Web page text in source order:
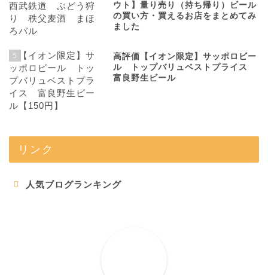
ウト】量り売り（持ち帰り）ビール
の買い方・買えるお店をまとめてみ
ました
5
高評価【イオン限定】サッポロビー
ル トップバリュベストプライス
富良野生ビール
リンク
人気ブログランキング